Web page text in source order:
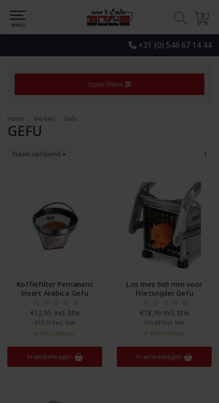
+31 (0) 546 67 14 44
0
0
MENU
Open filters
Home Merken Gefu
GEFU
Naam oplopend 1
Koffiefilter Pemanent
Insert Arabica Gefu
€12,95 Incl. btw
€10,70 Excl. btw
Beschikbaar
In winkelwagen
Los mes 9x9 mm voor
Frietsnijder Gefu
€18,99 Incl. btw
€15,69 Excl. btw
Beschikbaar
In winkelwagen